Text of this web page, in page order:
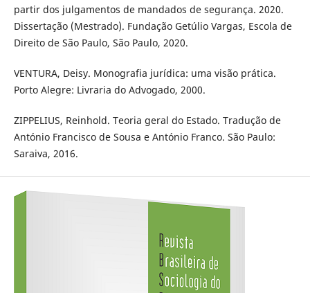
partir dos julgamentos de mandados de segurança. 2020.
Dissertação (Mestrado). Fundação Getúlio Vargas, Escola de
Direito de São Paulo, São Paulo, 2020.
VENTURA, Deisy. Monografia jurídica: uma visão prática.
Porto Alegre: Livraria do Advogado, 2000.
ZIPPELIUS, Reinhold. Teoria geral do Estado. Tradução de
António Francisco de Sousa e António Franco. São Paulo:
Saraiva, 2016.